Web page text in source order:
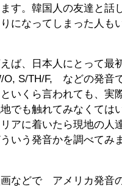
す。韓国人の友達と話
になってしまった人も
ば、日本人にとって最
S/TH/F, などの発音
いくら言われても、実
でも触れてみなくては
アに着いたら現地の人
いう発音かを調べてみ
画などで アメリカ発音